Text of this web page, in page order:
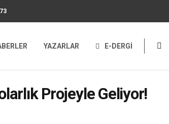
YAZARLAR E-DERGİ
Projeyle Geliyor!